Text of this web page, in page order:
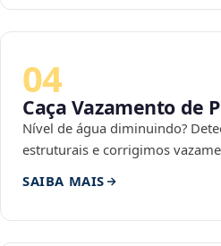
04
Caça Vazamento de
Nível de água diminuindo?
estruturais e corrigimos
SAIBA MAIS